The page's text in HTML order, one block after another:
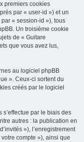
premiers cookies
par « user-id ») et un
« session-id »), tous
Un troisième cookie
de « Guitare
que vous avez lus,
au logiciel phpBB
». Ceux-ci sortent du
créés par le logiciel
par le biais des
autres : la publication en
»), l’enregistrement
compte »), ainsi que